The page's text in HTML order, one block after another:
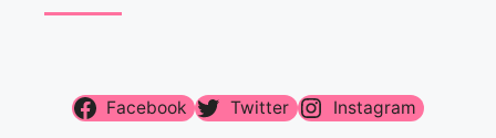
Facebook Twitter Instagram